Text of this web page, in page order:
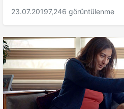
23.07.20197,246 görüntülenme